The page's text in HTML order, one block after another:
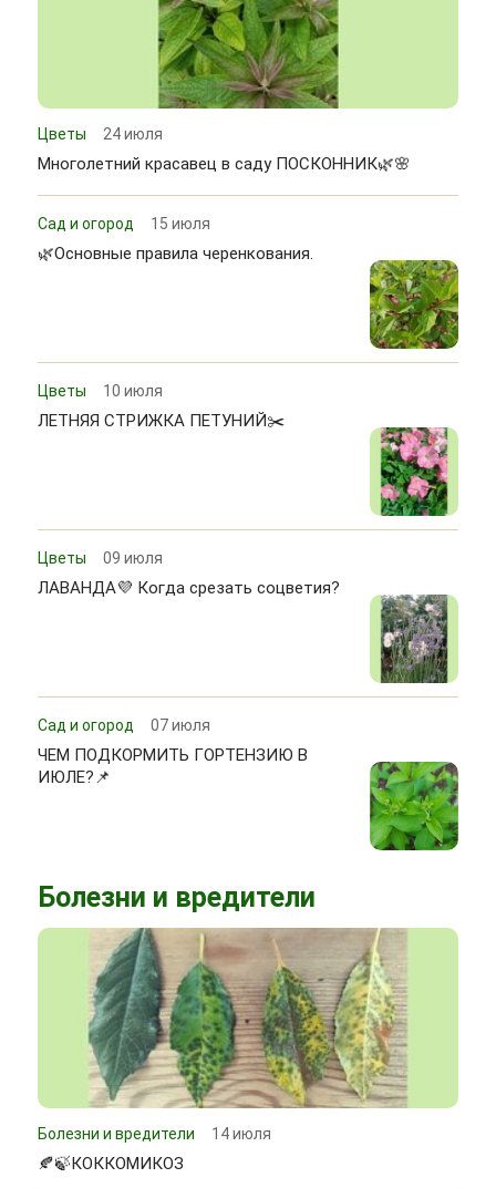
Цветы 24 июля
Многолетний красавец в саду ПОСКОННИК🌿🌸
Сад и огород 15 июля
🌿Основные правила черенкования.
Цветы 10 июля
ЛЕТНЯЯ СТРИЖКА ПЕТУНИЙ✂️
Цветы 09 июля
ЛАВАНДА💜 Когда срезать соцветия?
Сад и огород 07 июля
ЧЕМ ПОДКОРМИТЬ ГОРТЕНЗИЮ В
ИЮЛЕ?📌
Болезни и вредители
Болезни и вредители 14 июля
🍂🍃КОККОМИКОЗ